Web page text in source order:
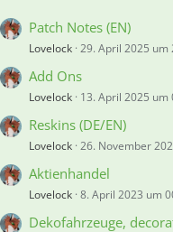
Patch Notes (EN)
Lovelock 29. April 2025 um
Add Ons
Lovelock 13. April 2025 um
Reskins (DE/EN)
Lovelock 26. November
Aktienhandel
Lovelock 8. April 2023 um
Dekofahrzeuge,